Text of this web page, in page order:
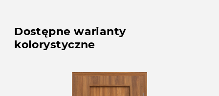
Dostępne warianty
kolorystyczne